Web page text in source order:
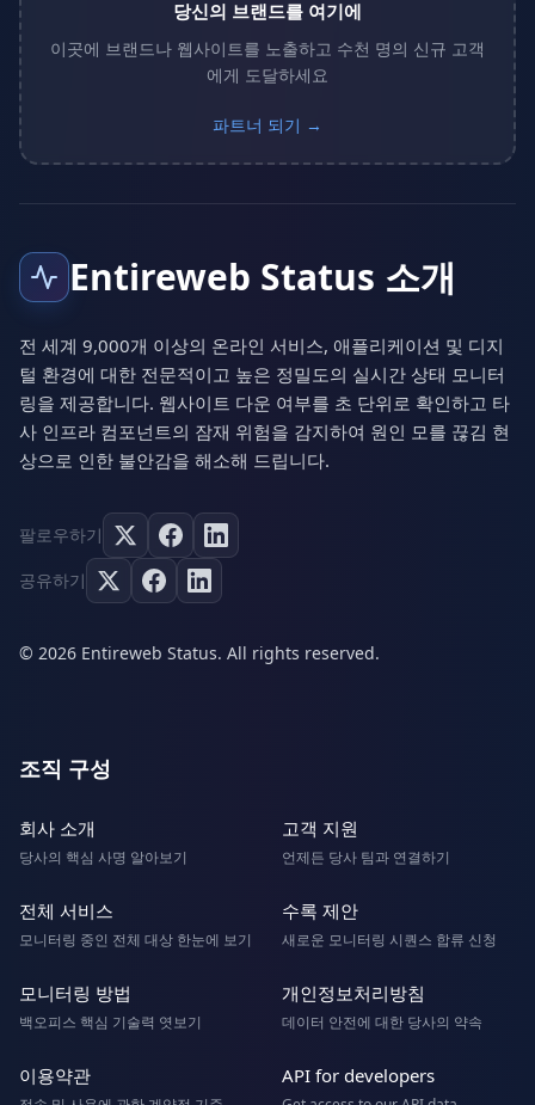
당신의 브랜드를 여기에
이곳에 브랜드나 웹사이트를 노출하고 수천 명의 신규 고객
에게 도달하세요
파트너 되기 →
Entireweb Status 소개
전 세계 9,000개 이상의 온라인 서비스, 애플리케이션 및 디지
털 환경에 대한 전문적이고 높은 정밀도의 실시간 상태 모니터
링을 제공합니다. 웹사이트 다운 여부를 초 단위로 확인하고 타
사 인프라 컴포넌트의 잠재 위험을 감지하여 원인 모를 끊김 현
상으로 인한 불안감을 해소해 드립니다.
팔로우하기
공유하기
© 2026 Entireweb Status. All rights reserved.
조직 구성
회사 소개
당사의 핵심 사명 알아보기
고객 지원
언제든 당사 팀과 연결하기
전체 서비스
모니터링 중인 전체 대상 한눈에 보기
수록 제안
새로운 모니터링 시퀀스 합류 신청
모니터링 방법
백오피스 핵심 기술력 엿보기
개인정보처리방침
데이터 안전에 대한 당사의 약속
이용약관 API for developers